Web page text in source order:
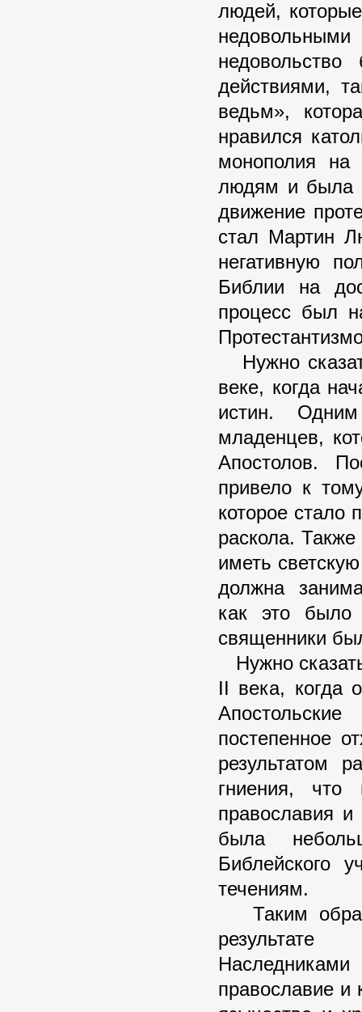
людей,
действиями,
ведьм»,
нравился
монополия на
людям и была
движение
стал Мартин
негативную
Библии на
процесс был
Нужно
веке, когда
истин.
младенцев,
Апостолов.
привело к
которое стало
раскола.
иметь
должна
как это было
священники
Нужно
II века, когда
постепенное
результатом
гниения, что
православия
была
Библейского
течениям.
Таким
результате
православие и